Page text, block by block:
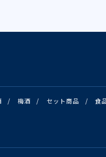
/ 梅酒 / セット商品 / 食